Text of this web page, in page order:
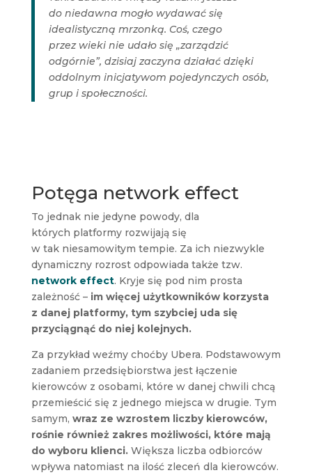
do niedawna mogło wydawać się
idealistyczną mrzonką. Coś, czego
przez wieki nie udało się „zarządzić
odgórnie”, dzisiaj zaczyna działać dzięki
oddolnym inicjatywom pojedynczych osób,
grup i społeczności.
Potęga network effect
To jednak nie jedyne powody, dla
których platformy rozwijają się
w tak niesamowitym tempie. Za ich niezwykle
dynamiczny rozrost odpowiada także tzw.
network effect. Kryje się pod nim prosta
zależność – im więcej użytkowników korzysta
z danej platformy, tym szybciej uda się
przyciągnąć do niej kolejnych.
Za przykład weźmy choćby Ubera. Podstawowym
zadaniem przedsiębiorstwa jest łączenie
kierowców z osobami, które w danej chwili chcą
przemieścić się z jednego miejsca w drugie. Tym
samym, wraz ze wzrostem liczby kierowców,
rośnie również zakres możliwości, które mają
do wyboru klienci.Większa liczba odbiorców
wpływa natomiast na ilość zleceń dla kierowców.